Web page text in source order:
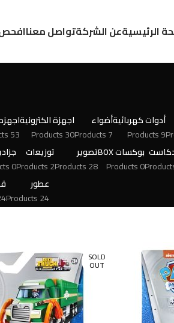
الرئيسيةعن الشركةتواصل معناافحص
أدوات كهربائية
9 Products
أضواء
7 Products
اجهزة الكترونية
30 Products
53 Products
بوكسات BOX
0 Products
تصوير
28 Products
توزيعات
2 Products
0 Products
عطور
24 Products
SOLD
OUT